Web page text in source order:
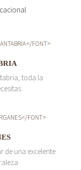
toda la
de una excelente